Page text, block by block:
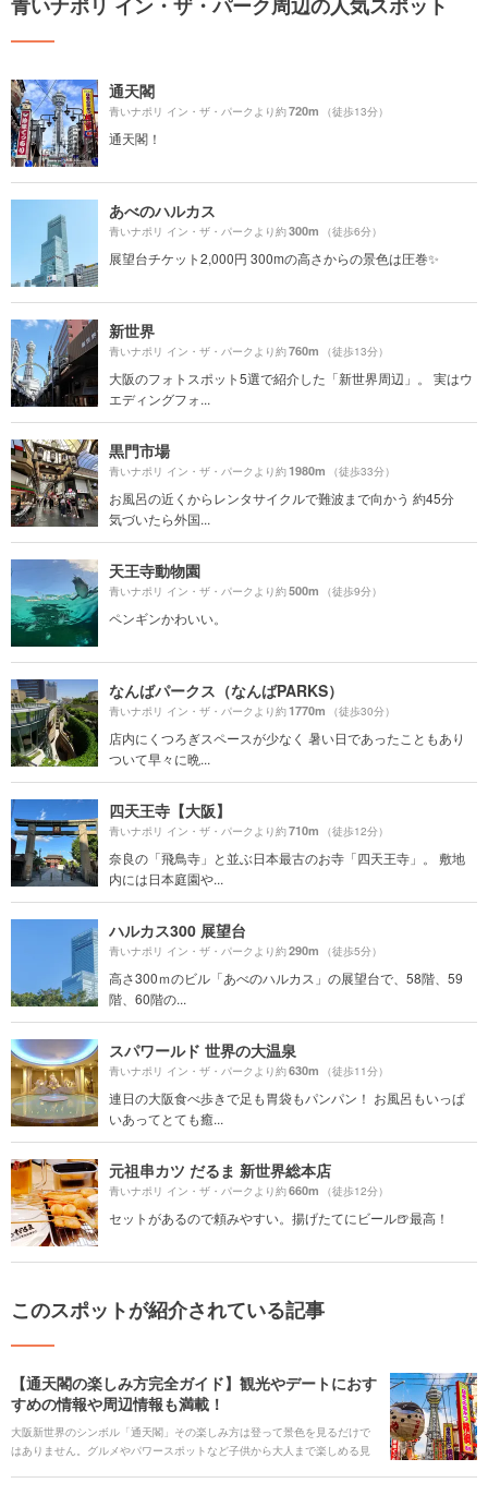
青いナポリ イン・ザ・パーク周辺の人気スポット
通天閣
青いナポリ イン・ザ・パークより約720m （徒歩13分）
通天閣！
あべのハルカス
青いナポリ イン・ザ・パークより約300m （徒歩6分）
展望台チケット2,000円 300mの高さからの景色は圧巻✨
新世界
青いナポリ イン・ザ・パークより約760m （徒歩13分）
大阪のフォトスポット5選で紹介した「新世界周辺」。 実はウ
エディングフォ...
黒門市場
青いナポリ イン・ザ・パークより約1980m （徒歩33分）
お風呂の近くからレンタサイクルで難波まで向かう 約45分
気づいたら外国...
天王寺動物園
青いナポリ イン・ザ・パークより約500m （徒歩9分）
ペンギンかわいい。
なんばパークス（なんばPARKS）
青いナポリ イン・ザ・パークより約1770m （徒歩30分）
店内にくつろぎスペースが少なく 暑い日であったこともあり
ついて早々に晩...
四天王寺【大阪】
青いナポリ イン・ザ・パークより約710m （徒歩12分）
奈良の「飛鳥寺」と並ぶ日本最古のお寺「四天王寺」。 敷地
内には日本庭園や...
ハルカス300 展望台
青いナポリ イン・ザ・パークより約290m （徒歩5分）
高さ300ｍのビル「あべのハルカス」の展望台で、58階、59
階、60階の...
スパワールド 世界の大温泉
青いナポリ イン・ザ・パークより約630m （徒歩11分）
連日の大阪食べ歩きで足も胃袋もパンパン！ お風呂もいっぱ
いあってとても癒...
元祖串カツ だるま 新世界総本店
青いナポリ イン・ザ・パークより約660m （徒歩12分）
セットがあるので頼みやすい。揚げたてにビール🍺最高！
このスポットが紹介されている記事
【通天閣の楽しみ方完全ガイド】観光やデートにおす
すめの情報や周辺情報も満載！
大阪新世界のシンボル「通天閣」その楽しみ方は登って景色を見るだけで
はありません。グルメやパワースポットなど子供から大人まで楽しめる見